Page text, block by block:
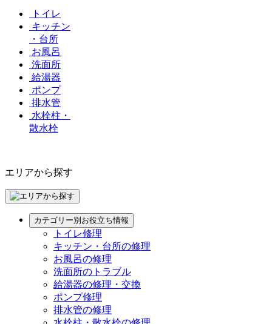
トイレ
キッチン
・台所
お風呂
洗面所
給湯器
ポンプ
排水管
水栓柱・
散水栓
エリアから探す
カテゴリー別お役立ち情報
トイレ修理
キッチン・台所の修理
お風呂の修理
洗面所のトラブル
給湯器の修理・交換
ポンプ修理
排水管の修理